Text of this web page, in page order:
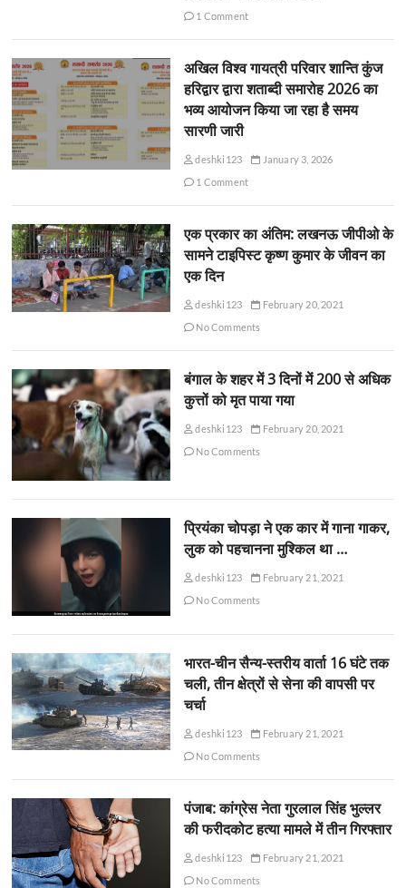
1 Comment
अखिल विश्व गायत्री परिवार शान्ति कुंज
हरिद्वार द्वारा शताब्दी समारोह 2026 का
भव्य आयोजन किया जा रहा है समय
सारणी जारी
deshki123
January 3, 2026
1 Comment
एक प्रकार का अंतिम: लखनऊ जीपीओ के
सामने टाइपिस्ट कृष्ण कुमार के जीवन का
एक दिन
deshki123
February 20, 2021
No Comments
बंगाल के शहर में 3 दिनों में 200 से अधिक
कुत्तों को मृत पाया गया
deshki123
February 20, 2021
No Comments
प्रियंका चोपड़ा ने एक कार में गाना गाकर,
लुक को पहचानना मुश्किल था …
deshki123
February 21, 2021
No Comments
भारत-चीन सैन्य-स्तरीय वार्ता 16 घंटे तक
चली, तीन क्षेत्रों से सेना की वापसी पर
चर्चा
deshki123
February 21, 2021
No Comments
पंजाब: कांग्रेस नेता गुरलाल सिंह भुल्लर
की फरीदकोट हत्या मामले में तीन गिरफ्तार
deshki123
February 21, 2021
No Comments